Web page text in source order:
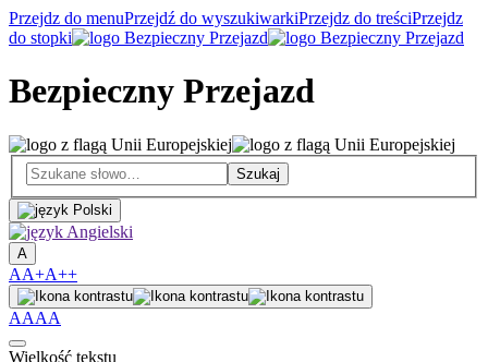
Przejdz do menuPrzejdź do wyszukiwarkiPrzejdz do treściPrzejdz
do stopki
Bezpieczny Przejazd
A
AA+A++
AAAA
Wielkość tekstu